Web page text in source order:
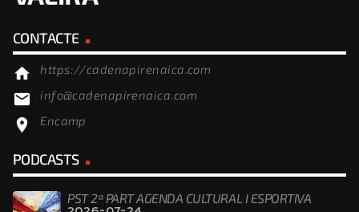
CONTACTE
home https://cadenapirenaica.com
email info@cadenapirenaica.com
location_on Encamp
PODCASTS
PST 2ª PART AGENDA CULTURAL I ESPORTIVA